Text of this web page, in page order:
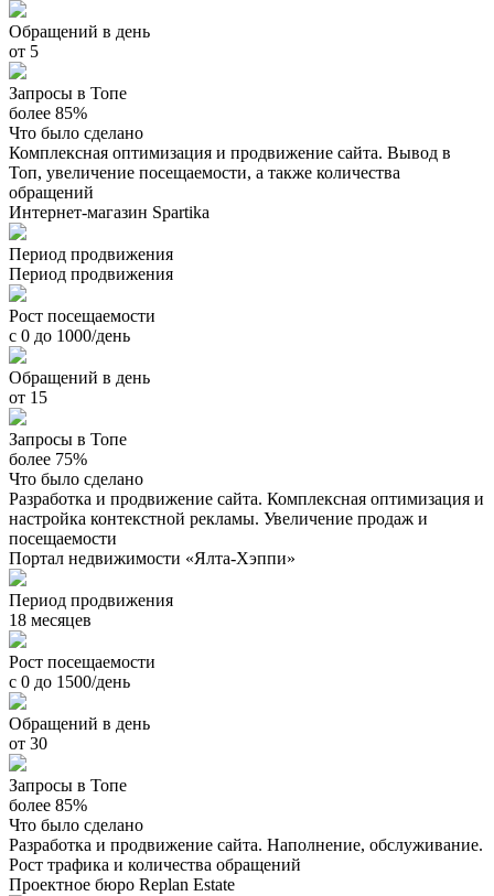
Обращений в день
от 5
Запросы в Топе
более 85%
Что было сделано
Комплексная оптимизация и продвижение сайта. Вывод в
Топ, увеличение посещаемости, а также количества
обращений
Интернет-магазин Spartika
Период продвижения
Период продвижения
Рост посещаемости
с 0 до 1000/день
Обращений в день
от 15
Запросы в Топе
более 75%
Что было сделано
Разработка и продвижение сайта. Комплексная оптимизация и
настройка контекстной рекламы. Увеличение продаж и
посещаемости
Портал недвижимости «Ялта-Хэппи»
Период продвижения
18 месяцев
Рост посещаемости
с 0 до 1500/день
Обращений в день
от 30
Запросы в Топе
более 85%
Что было сделано
Разработка и продвижение сайта. Наполнение, обслуживание.
Рост трафика и количества обращений
Проектное бюро Replan Estate